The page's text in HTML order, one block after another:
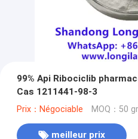
99% Api Ribociclib
Cas 1211441-98-3
Prix：Négociable MOQ：50
meilleur prix